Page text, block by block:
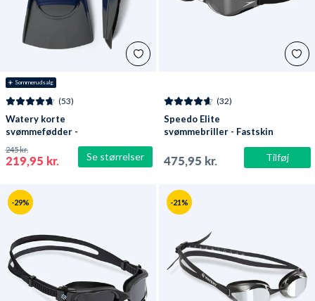
☀️ Sommerudsalg
Se størrelser
(53)
Watery korte
svømmefødder -
Shimmer - Mørkeblå
219,95 kr.
245 kr.
Tilføj
(32)
Speedo Elite
svømmebriller - Fastskin
Speedsocket 2 Mirror -
Sort/sølv
475,95 kr.
-29% -21%